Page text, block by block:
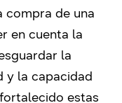
compra de una
en cuenta la
la
y la capacidad
estas